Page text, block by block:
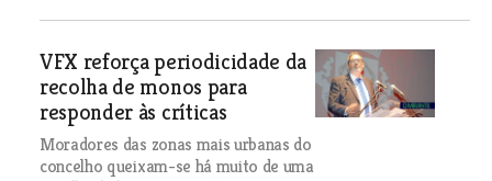
VFX reforça periodicidade da
recolha de monos para
responder às críticas
Moradores das zonas mais urbanas do
concelho queixam-se há muito de uma